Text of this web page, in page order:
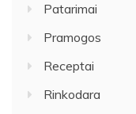
Patarimai
Pramogos
Receptai
Rinkodara